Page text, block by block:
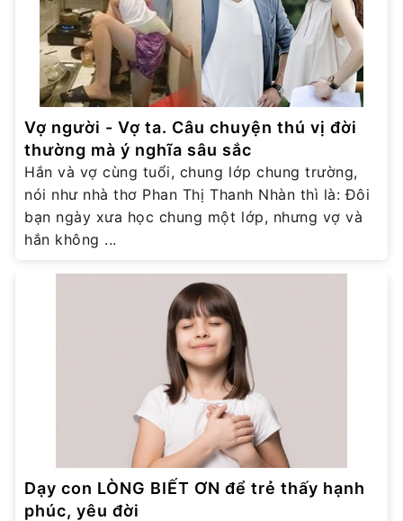
Vợ người - Vợ ta. Câu chuyện thú vị đời
thường mà ý nghĩa sâu sắc
Hắn và vợ cùng tuổi, chung lớp chung trường,
nói như nhà thơ Phan Thị Thanh Nhàn thì là: Đôi
bạn ngày xưa học chung một lớp, nhưng vợ và
hắn không ...
Dạy con LÒNG BIẾT ƠN để trẻ thấy hạnh
phúc, yêu đời